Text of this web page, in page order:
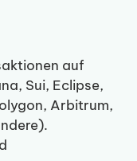
auf
Sui, Eclipse,
Arbitrum,